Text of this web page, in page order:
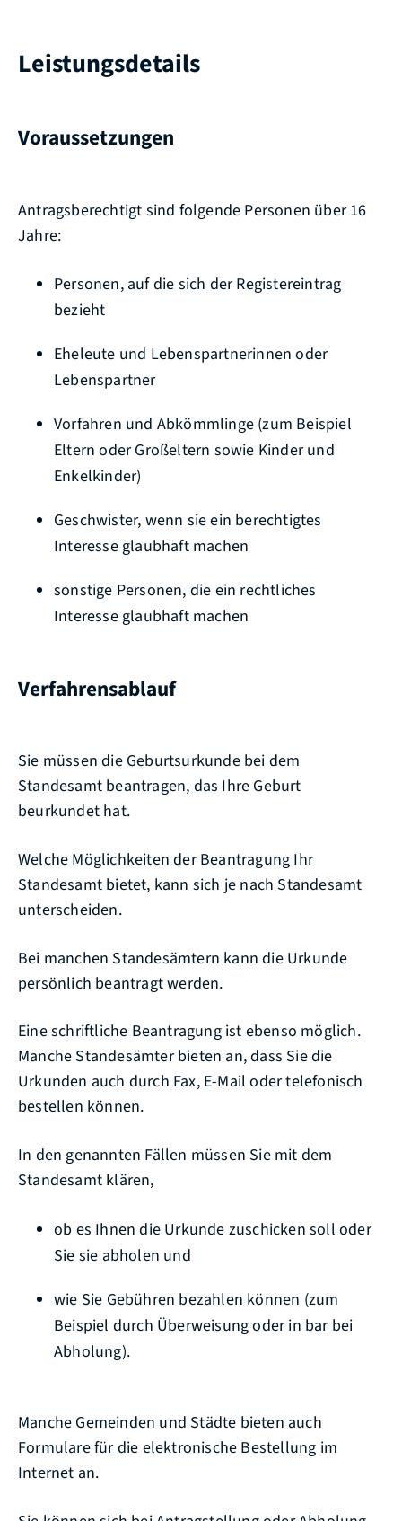
Leistungsdetails
Voraussetzungen
Antragsberechtigt sind folgende Personen über 16
Jahre:
Personen, auf die sich der Registereintrag
bezieht
Eheleute und Lebenspartnerinnen oder
Lebenspartner
Vorfahren und Abkömmlinge (zum Beispiel
Eltern oder Großeltern sowie Kinder und
Enkelkinder)
Geschwister, wenn sie ein berechtigtes
Interesse glaubhaft machen
sonstige Personen, die ein rechtliches
Interesse glaubhaft machen
Verfahrensablauf
Sie müssen die Geburtsurkunde bei dem
Standesamt beantragen, das Ihre Geburt
beurkundet hat.
Welche Möglichkeiten der Beantragung Ihr
Standesamt bietet, kann sich je nach Standesamt
unterscheiden.
Bei manchen Standesämtern kann die Urkunde
persönlich beantragt werden.
Eine schriftliche Beantragung ist ebenso möglich.
Manche Standesämter bieten an, dass Sie die
Urkunden auch durch Fax, E-Mail oder telefonisch
bestellen können.
In den genannten Fällen müssen Sie mit dem
Standesamt klären,
ob es Ihnen die Urkunde zuschicken soll oder
Sie sie abholen und
wie Sie Gebühren bezahlen können (zum
Beispiel durch Überweisung oder in bar bei
Abholung).
Manche Gemeinden und Städte bieten auch
Formulare für die elektronische Bestellung im
Internet an.